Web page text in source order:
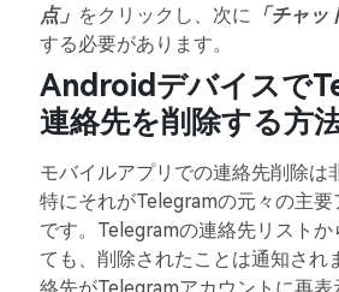
点」 をクリックし、次に 「チャッ
する必要があります。
Androidデバイスで
連絡先を削除する方
モバイルアプリでの連絡先削除は
特にそれがTelegramの元々の主
です。Telegramの連絡先リストか
ても、削除されたことは通知され